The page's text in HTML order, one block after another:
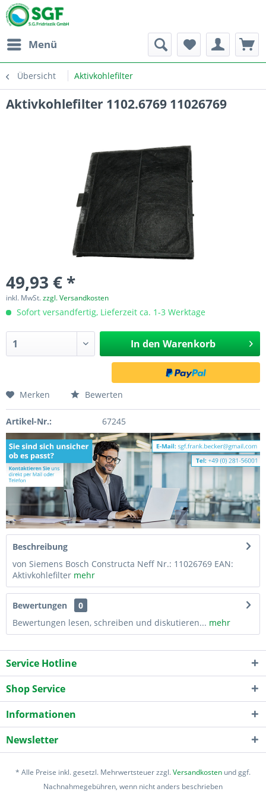
Menü
Übersicht Aktivkohlefilter
Aktivkohlefilter 1102.6769 11026769
49,93 € *
inkl. MwSt.zzgl. Versandkosten
Sofort versandfertig, Lieferzeit ca. 1-3 Werktage
In den Warenkorb
Merken Bewerten
Artikel-Nr.: 67245
Beschreibung
von Siemens Bosch Constructa Neff Nr.: 11026769 EAN:
Aktivkohlefilter mehr
Bewertungen
0
Bewertungen lesen, schreiben und diskutieren... mehr
Service Hotline
Shop Service
Informationen
Newsletter
* Alle Preise inkl. gesetzl. Mehrwertsteuer zzgl.Versandkosten und ggf.
Nachnahmegebühren, wenn nicht anders beschrieben